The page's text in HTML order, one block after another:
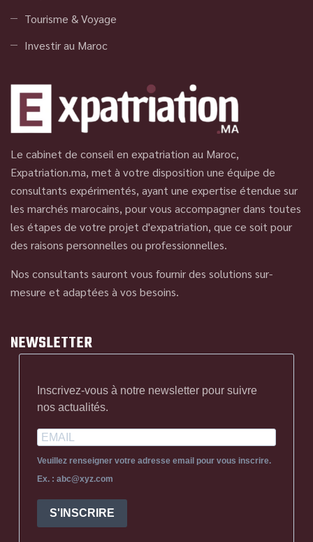
Tourisme & Voyage
Investir au Maroc
Le cabinet de conseil en expatriation au Maroc,
Expatriation.ma, met à votre disposition une équipe de
consultants expérimentés, ayant une expertise étendue sur
les marchés marocains, pour vous accompagner dans toutes
les étapes de votre projet d'expatriation, que ce soit pour
des raisons personnelles ou professionnelles.
Nos consultants sauront vous fournir des solutions sur-
mesure et adaptées à vos besoins.
NEWSLETTER
Inscrivez-vous à notre newsletter pour suivre
nos actualités.
Veuillez renseigner votre adresse email pour vous inscrire.
Ex. : abc@xyz.com
S'INSCRIRE